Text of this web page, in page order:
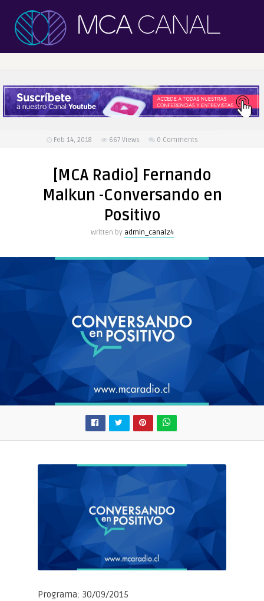
Feb 14, 2018 667 Views 0 Comments
[MCA Radio] Fernando
Malkun -Conversando en
Positivo
Written by admin_canal24
Programa: 30/09/2015